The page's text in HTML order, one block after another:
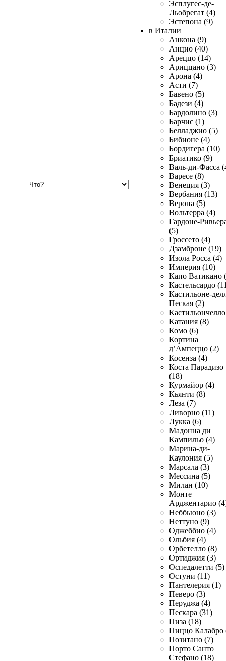
Эсплугес-де-
Льобрегат (4)
Эстепона (9)
в Италии
Анкона (9)
Анцио (40)
Ареццо (14)
Ариццано (3)
Арона (4)
Асти (7)
Бавено (5)
Бадези (4)
Бардолино (3)
Барчис (1)
Белладжио (5)
Бибионе (4)
Бордигера (10)
Бриатико (9)
Валь-ди-Фасса
Варесе (8)
Венеция (3)
Вербания (13)
Верона (5)
Вольтерра (4)
Гардоне-
(5)
Гроссето (4)
Дзамброне (19)
Изола Росса (4)
Империя (10)
Капо Ватикано
Кастельсардо
Кастильоне-
Пеская (2)
Катания (8)
Комо (6)
Кортина
д’Ампеццо (2)
Косенза (4)
Коста Парадизо
(18)
Курмайор (4)
Кьянти (8)
Леза (7)
Ливорно (11)
Лукка (6)
Мадонна ди
Кампильо (4)
Марина-ди-
Каулония (5)
Марсала (3)
Мессина (5)
Милан (10)
Монте
Арджентарио
Неббьюно (3)
Неттуно (9)
Оджеббио (4)
Ольбия (4)
Орбетелло (8)
Ортиджия (3)
Оспедалетти (5)
Остуни (11)
Пантелерия (1)
Певеро (3)
Перуджа (4)
Пескара (31)
Пиза (18)
Пиццо Калабро
Позитано (7)
Порто Санто
Стефано (18)